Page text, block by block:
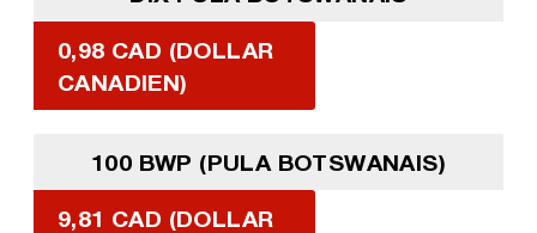
0,98 CAD (DOLLAR
CANADIEN)
100 BWP (PULA BOTSWANAIS)
9,81 CAD (DOLLAR